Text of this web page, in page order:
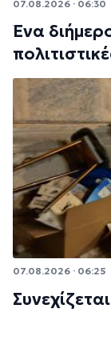
07.08.2026 · 06:30
Ένα
07.08.2026 · 06:25